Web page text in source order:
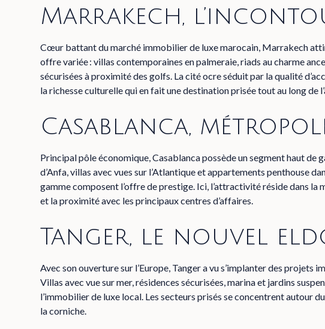
Marrakech,
Cœur battant du marché immobilier de luxe marocain, Marrakech
offre variée : villas contemporaines en palmeraie, riads au charme
sécurisées à proximité des golfs. La cité ocre séduit par la qualité
la richesse culturelle qui en fait une destination prisée tout au long de
Casablanca,
Principal pôle économique, Casablanca possède un segment haut de
d’Anfa, villas avec vues sur l’Atlantique et appartements penthouse
gamme composent l’offre de prestige. Ici, l’attractivité réside dans
et la proximité avec les principaux centres d’affaires.
Tanger, le nouvel
Avec son ouverture sur l’Europe, Tanger a vu s’implanter des projets
Villas avec vue sur mer, résidences sécurisées, marina et jardins
l’immobilier de luxe local. Les secteurs prisés se concentrent autour
la corniche.